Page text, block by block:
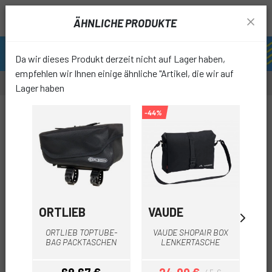
ÄHNLICHE PRODUKTE
Da wir dieses Produkt derzeit nicht auf Lager haben,
empfehlen wir Ihnen einige ähnliche "Artikel, die wir auf
Lager haben
ORTLIEB
ORTLIEB TOPTUBE-
BAG PACKTASCHEN
-44%
VAUDE
VAUDE SHOPAIR BOX
LENKERTASCHE